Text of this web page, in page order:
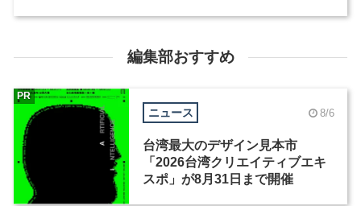
編集部おすすめ
ニュース 8/6
台湾最大のデザイン見本市
「2026台湾クリエイティブエキ
スポ」が8月31日まで開催
PR